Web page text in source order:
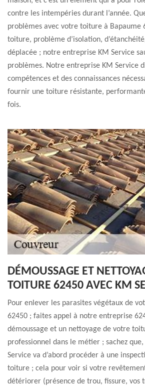
contre les intempéries durant l’année.
problèmes avec votre toiture à Bapaume
toiture, problème d’isolation,
déplacée ; notre entreprise KM Service
problèmes. Notre entreprise KM Service
compétences et des connaissances
fournir une toiture résistante,
fois.
DÉMOUSSAGE ET
TOITURE 62450 AVEC KM
Pour enlever les parasites végétaux de
62450 ; faites appel à notre entreprise
démoussage et un nettoyage de votre
professionnel dans le métier ; sachez
Service va d’abord procéder à une
toiture ; cela pour voir si votre
détériorer (présence de trou, fissure, vos